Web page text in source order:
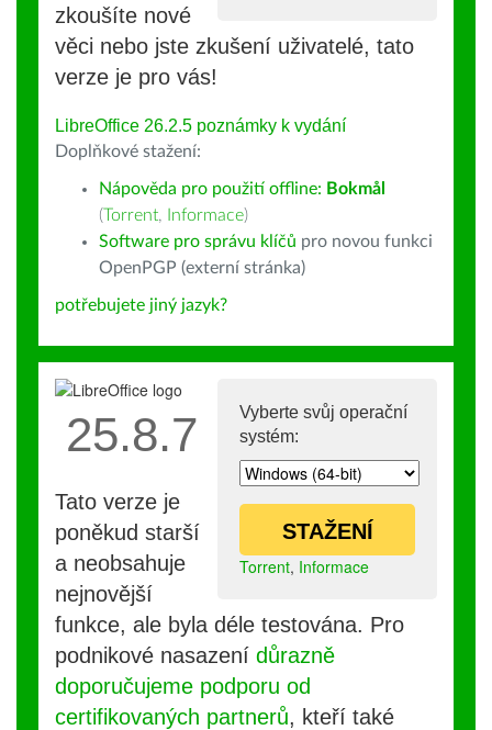
zkoušíte nové
věci nebo jste zkušení uživatelé, tato
verze je pro vás!
LibreOffice 26.2.5 poznámky k vydání
Doplňkové stažení:
Nápověda pro použití offline: Bokmål
(Torrent, Informace)
Software pro správu klíčů pro novou funkci
OpenPGP (externí stránka)
potřebujete jiný jazyk?
Vyberte svůj operační
systém:
STAŽENÍ
Torrent, Informace
25.8.7
Tato verze je
poněkud starší
a neobsahuje
nejnovější
funkce, ale byla déle testována. Pro
podnikové nasazení důrazně
doporučujeme podporu od
certifikovaných partnerů, kteří také